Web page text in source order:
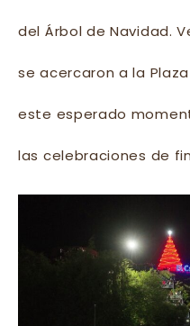
del Árbol de Navidad.
se acercaron a la
este esperado
las celebraciones de